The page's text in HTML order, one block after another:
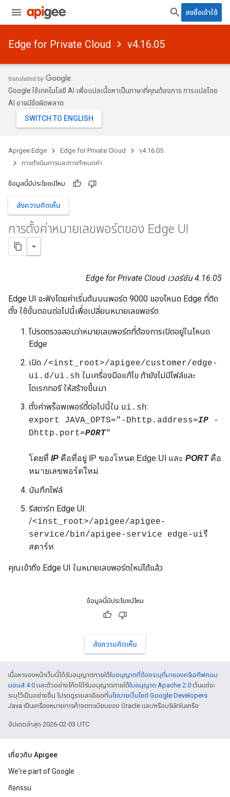
ลงชื่อเข้าใช้
Edge for Private Cloud v4.16.05
Google ใช้เทคโนโลยี AI เพื่อแปลเนื้อหาเป็นภาษาที่คุณต้องการ การแปลโดย
AI อาจมีข้อผิดพลาด
Apigee Edge Edge for Private Cloud
v4.16.05
การดําเนินการและการกําหนดค่า
ข้อมูลนี้มีประโยชน์ไหม
ส่งความคิดเห็น
การตั้งค่าหมายเลขพอร์ตของ Edge UI
Edge for Private Cloud เวอร์ชัน 4.16.05
Edge UI จะฟังโดยค่าเริ่มต้นบนพอร์ต 9000 ของโหนด Edge ที่ติด
ตั้ง ใช้ขั้นตอนต่อไปนี้เพื่อเปลี่ยนหมายเลขพอร์ต
โปรดตรวจสอบว่าหมายเลขพอร์ตที่ต้องการเปิดอยู่ในโหนด
Edge
เปิด /<inst_root>/apigee/customer/edge-
ui.d/ui.sh ในเครื่องมือแก้ไข ถ้ายังไม่มีไฟล์และ
ไดเรกทอรี ให้สร้างขึ้นมา
ตั้งค่าพร็อพเพอร์ตี้ต่อไปนี้ใน ui.sh:
export JAVA_OPTS="-Dhttp.address=IP -
Dhttp.port=PORT"
โดยที่ IP คือที่อยู่ IP ของโหนด Edge UI และ PORTคือ
หมายเลขพอร์ตใหม่
บันทึกไฟล์
รีสตาร์ท Edge UI:
/<inst_root>/apigee/apigee-
service/bin/apigee-service edge-uiรี
สตาร์ท
คุณเข้าถึง Edge UI ในหมายเลขพอร์ตใหม่ได้แล้ว
ข้อมูลนี้มีประโยชน์ไหม
ส่งความคิดเห็น
เนื้อหาของหน้าเว็บนี้ได้รับอนุญาตภายใต้ใบอนุญาตที่ต้องระบุที่มาของครีเอทีฟคอม
มอนส์ 4.0 และตัวอย่างโค้ดได้รับอนุญาตภายใต้ใบอนุญาต Apache 2.0 เว้นแต่จะ
ระบุไว้เป็นอย่างอื่น โปรดดูรายละเอียดที่นโยบายเว็บไซต์ Google Developers
Java เป็นเครื่องหมายการค้าจดทะเบียนของ Oracle และ/หรือบริษัทในเครือ
อัปเดตล่าสุด 2026-02-03 UTC
เกี่ยวกับ Apigee
We're part of Google
กิจกรรม